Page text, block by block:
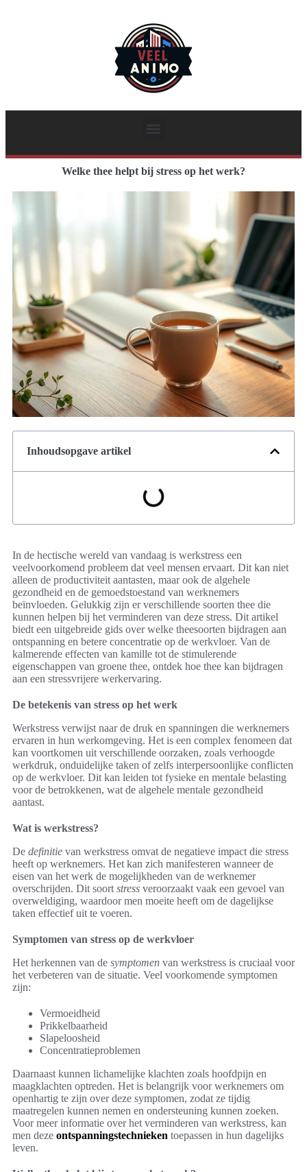
Welke thee helpt bij stress op het werk?
Inhoudsopgave artikel
In de hectische wereld van vandaag is werkstress een
veelvoorkomend probleem dat veel mensen ervaart. Dit kan niet
alleen de productiviteit aantasten, maar ook de algehele
gezondheid en de gemoedstoestand van werknemers
beïnvloeden. Gelukkig zijn er verschillende soorten thee die
kunnen helpen bij het verminderen van deze stress. Dit artikel
biedt een uitgebreide gids over welke theesoorten bijdragen aan
ontspanning en betere concentratie op de werkvloer. Van de
kalmerende effecten van kamille tot de stimulerende
eigenschappen van groene thee, ontdek hoe thee kan bijdragen
aan een stressvrijere werkervaring.
De betekenis van stress op het werk
Werkstress verwijst naar de druk en spanningen die werknemers
ervaren in hun werkomgeving. Het is een complex fenomeen dat
kan voortkomen uit verschillende oorzaken, zoals verhoogde
werkdruk, onduidelijke taken of zelfs interpersoonlijke conflicten
op de werkvloer. Dit kan leiden tot fysieke en mentale belasting
voor de betrokkenen, wat de algehele mentale gezondheid
aantast.
Wat is werkstress?
De definitie van werkstress omvat de negatieve impact die stress
heeft op werknemers. Het kan zich manifesteren wanneer de
eisen van het werk de mogelijkheden van de werknemer
overschrijden. Dit soort stress veroorzaakt vaak een gevoel van
overweldiging, waardoor men moeite heeft om de dagelijkse
taken effectief uit te voeren.
Symptomen van stress op de werkvloer
Het herkennen van de symptomen van werkstress is cruciaal voor
het verbeteren van de situatie. Veel voorkomende symptomen
zijn:
Vermoeidheid
Prikkelbaarheid
Slapeloosheid
Concentratieproblemen
Daarnaast kunnen lichamelijke klachten zoals hoofdpijn en
maagklachten optreden. Het is belangrijk voor werknemers om
openhartig te zijn over deze symptomen, zodat ze tijdig
maatregelen kunnen nemen en ondersteuning kunnen zoeken.
Voor meer informatie over het verminderen van werkstress, kan
men deze ontspanningstechnieken toepassen in hun dagelijks
leven.